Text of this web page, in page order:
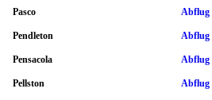
Pasco Abflug
Pendleton Abflug
Pensacola Abflug
Pellston Abflug